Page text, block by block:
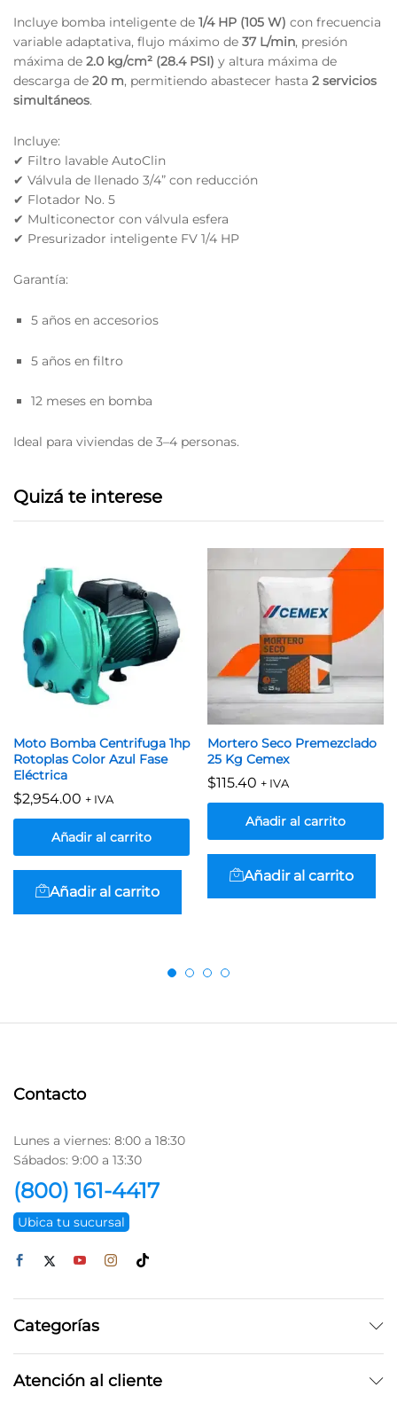
Incluye bomba inteligente de 1/4 HP (105 W) con frecuencia
variable adaptativa, flujo máximo de 37 L/min, presión
máxima de 2.0 kg/cm² (28.4 PSI) y altura máxima de
descarga de 20 m, permitiendo abastecer hasta 2 servicios
simultáneos.
Incluye:
✔ Filtro lavable AutoClin
✔ Válvula de llenado 3/4” con reducción
✔ Flotador No. 5
✔ Multiconector con válvula esfera
✔ Presurizador inteligente FV 1/4 HP
Garantía:
5 años en accesorios
5 años en filtro
12 meses en bomba
Ideal para viviendas de 3–4 personas.
Quizá te interese
Moto Bomba Centrifuga 1hp
Rotoplas Color Azul Fase
Eléctrica
$2,954.00 + IVA
Añadir al carrito
Añadir al carrito
Mortero Seco Premezclado
25 Kg Cemex
$115.40 + IVA
Añadir al carrito
Añadir al carrito
Contacto
Lunes a viernes: 8:00 a 18:30
Sábados: 9:00 a 13:30
(800) 161-4417
Ubica tu sucursal
Categorías
Atención al cliente